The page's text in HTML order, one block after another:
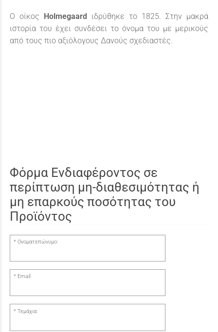
Ο οίκος Holmegaard ιδρύθηκε το 1825. Στην μακρά
ιστορία του έχει συνδέσει το όνομα του με μερικούς
από τους πιο αξιόλογους Δανούς σχεδιαστές.
Φόρμα Ενδιαφέροντος σε
περίπτωση μη-διαθεσιμότητας ή
μη επαρκούς ποσότητας του
Προϊόντος
Ονοματεπώνυμο:
Email:
Τεμάχια: